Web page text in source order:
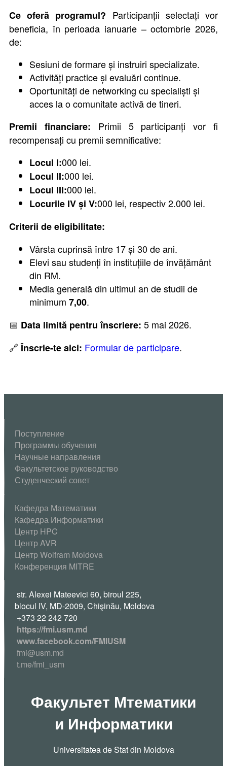
Ce oferă programul? Participanții selectați vor
beneficia, în perioada ianuarie – octombrie 2026,
de:
Sesiuni de formare și instruiri specializate.
Activități practice și evaluări continue.
Oportunități de networking cu specialiști și
acces la o comunitate activă de tineri.
Premii financiare: Primii 5 participanți vor fi
recompensați cu premii semnificative:
Locul I:000 lei.
Locul II:000 lei.
Locul III:000 lei.
Locurile IV și V:000 lei, respectiv 2.000 lei.
Criterii de eligibilitate:
Vârsta cuprinsă între 17 și 30 de ani.
Elevi sau studenți în instituțiile de învățământ
din RM.
Media generală din ultimul an de studii de
minimum 7,00.
📅 Data limită pentru înscriere: 5 mai 2026.
🔗Înscrie-te aici: Formular de participare.
Поступление
Программы обучения
Научные направления
Факультетское руководство
Студенческий совет
Кафедра Математики
Кафедра Информатики
Центр HPC
Центр AVR
Центр Wolfram Moldova
Конференция MITRE
str. Alexei Mateevici 60, biroul 225,
blocul IV, MD-2009, Chişinău, Moldova
+373 22 242 720
https://fmi.usm.md
www.facebook.com/FMIUSM
fmi@usm.md
t.me/fmi_usm
Факультет Мтематики
и Информатики
Universitatea de Stat din Moldova